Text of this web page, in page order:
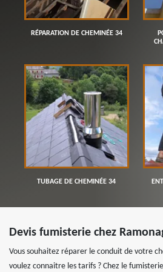
RÉPARATION DE CHEMINÉE 34
TUBAGE DE CHEMINÉE 34
Devis fumisterie chez
Vous souhaitez réparer le conduit de votre
voulez connaitre les tarifs ? Chez le